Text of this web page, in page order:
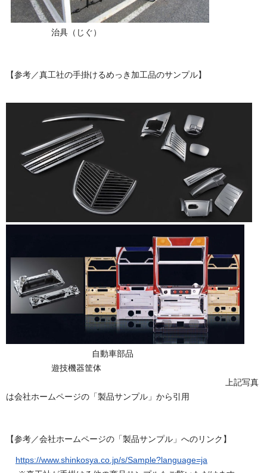
治具（じぐ）
【参考／真工社の手掛けるめっき加工品のサンプル】
自動車部品
遊技機器筐体
上記写真
は会社ホームページの「製品サンプル」から引用
【参考／会社ホームページの「製品サンプル」へのリンク】
https://www.shinkosya.co.jp/s/Sample?language=ja